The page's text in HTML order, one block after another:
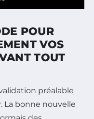
POUR
VOS
TOUT
préalable
La bonne nouvelle